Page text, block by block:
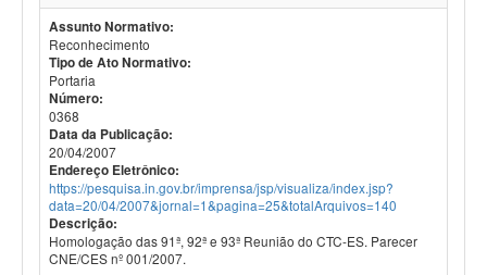
Assunto Normativo:
Reconhecimento
Tipo de Ato Normativo:
Portaria
Número:
0368
Data da Publicação:
20/04/2007
Endereço Eletrônico:
https://pesquisa.in.gov.br/imprensa/jsp/visualiza/index.jsp?
data=20/04/2007&jornal=1&pagina=25&totalArquivos=140
Descrição:
Homologação das 91ª, 92ª e 93ª Reunião do CTC-ES. Parecer
CNE/CES nº 001/2007.